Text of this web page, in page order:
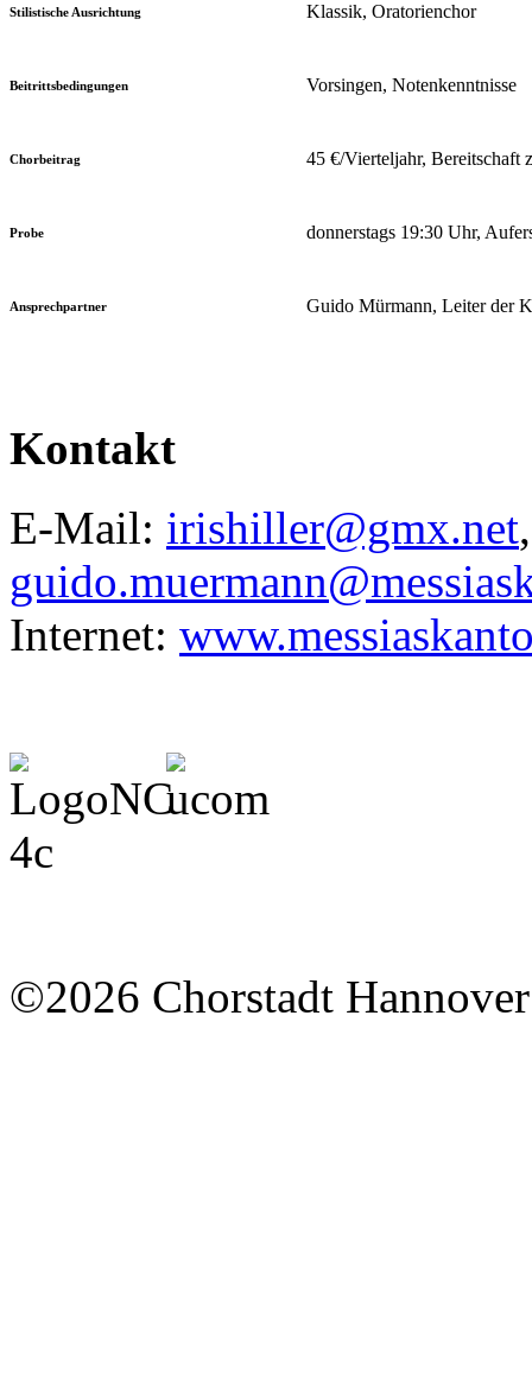
Stilistische Ausrichtung Klassik, Oratorienchor
Beitrittsbedingungen Vorsingen, Notenkenntnisse
Chorbeitrag 45 €/Vierteljahr, Bereitschaft
Probe donnerstags 19:30 Uhr,
Ansprechpartner Guido Mürmann, Leiter der
Kontakt
E-Mail: irishiller@gmx.net,
Internet:
©2026 Chorstadt Hannover